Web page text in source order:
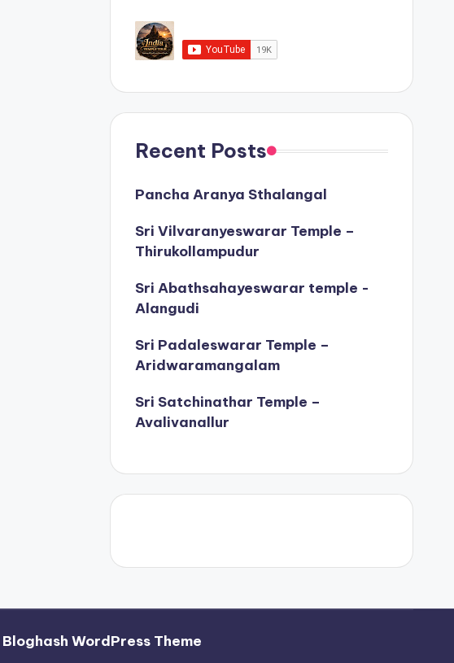
Recent Posts
Pancha Aranya Sthalangal
Sri Vilvaranyeswarar Temple –
Thirukollampudur
Sri Abathsahayeswarar temple -
Alangudi
Sri Padaleswarar Temple –
Aridwaramangalam
Sri Satchinathar Temple –
Avalivanallur
Bloghash WordPress Theme